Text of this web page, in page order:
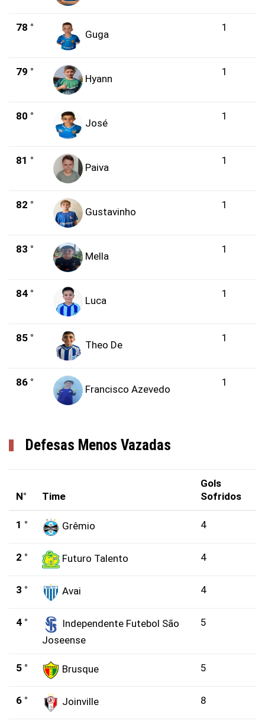
78 °
Guga
1
79 °
Hyann
1
80 °
José
1
81 °
Paiva
1
82 °
Gustavinho
1
83 °
Mella
1
84 °
Luca
1
85 °
Theo De
1
86 °
Francisco Azevedo
1
Defesas Menos Vazadas
N° Time
Gols
Sofridos
1 ° Grêmio 4
2 ° Futuro Talento 4
3 ° Avai 4
4 °
Independente Futebol São
Joseense
5
5 ° Brusque 5
6 ° Joinville 8